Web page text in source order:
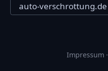
auto-verschrottung.de
Impressum ·